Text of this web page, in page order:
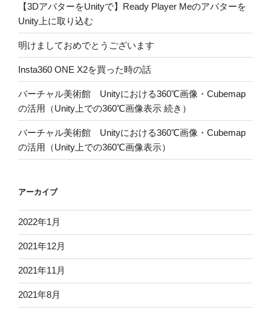
【3DアバターをUnityで】Ready Player Meのアバターを
Unity上に取り込む
明けましておめでとうございます
Insta360 ONE X2を買った時の話
バーチャル美術館 Unityにおける360℃画像・Cubemap
の活用（Unity上での360℃画像表示 続き）
バーチャル美術館 Unityにおける360℃画像・Cubemap
の活用（Unity上での360℃画像表示）
アーカイブ
2022年1月
2021年12月
2021年11月
2021年8月